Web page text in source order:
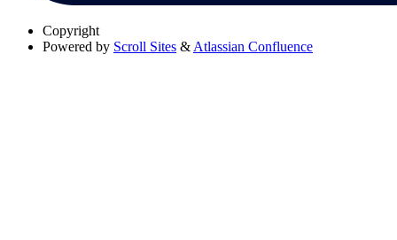
Copyright
Powered by Scroll Sites & Atlassian Confluence